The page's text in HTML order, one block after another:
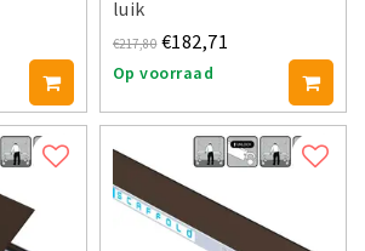
luik
€217,80 €182,71
Op voorraad